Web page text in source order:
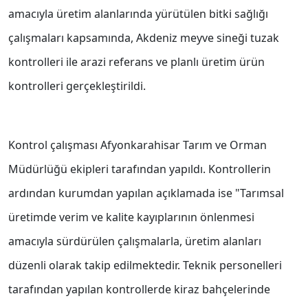
amacıyla üretim alanlarında yürütülen bitki sağlığı
çalışmaları kapsamında, Akdeniz meyve sineği tuzak
kontrolleri ile arazi referans ve planlı üretim ürün
kontrolleri gerçekleştirildi.
Kontrol çalışması Afyonkarahisar Tarım ve Orman
Müdürlüğü ekipleri tarafından yapıldı. Kontrollerin
ardından kurumdan yapılan açıklamada ise "Tarımsal
üretimde verim ve kalite kayıplarının önlenmesi
amacıyla sürdürülen çalışmalarla, üretim alanları
düzenli olarak takip edilmektedir. Teknik personelleri
tarafından yapılan kontrollerde kiraz bahçelerinde